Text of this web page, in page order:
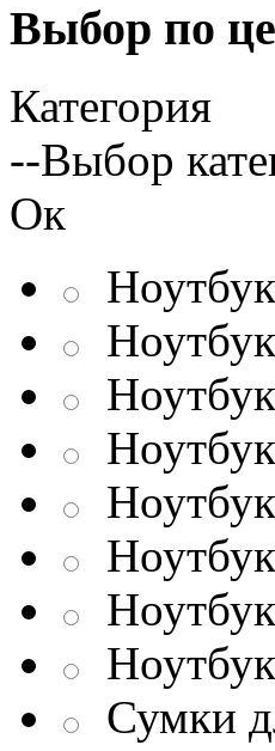
Выбор по
Категория
--Выбор
Ок
Сумки